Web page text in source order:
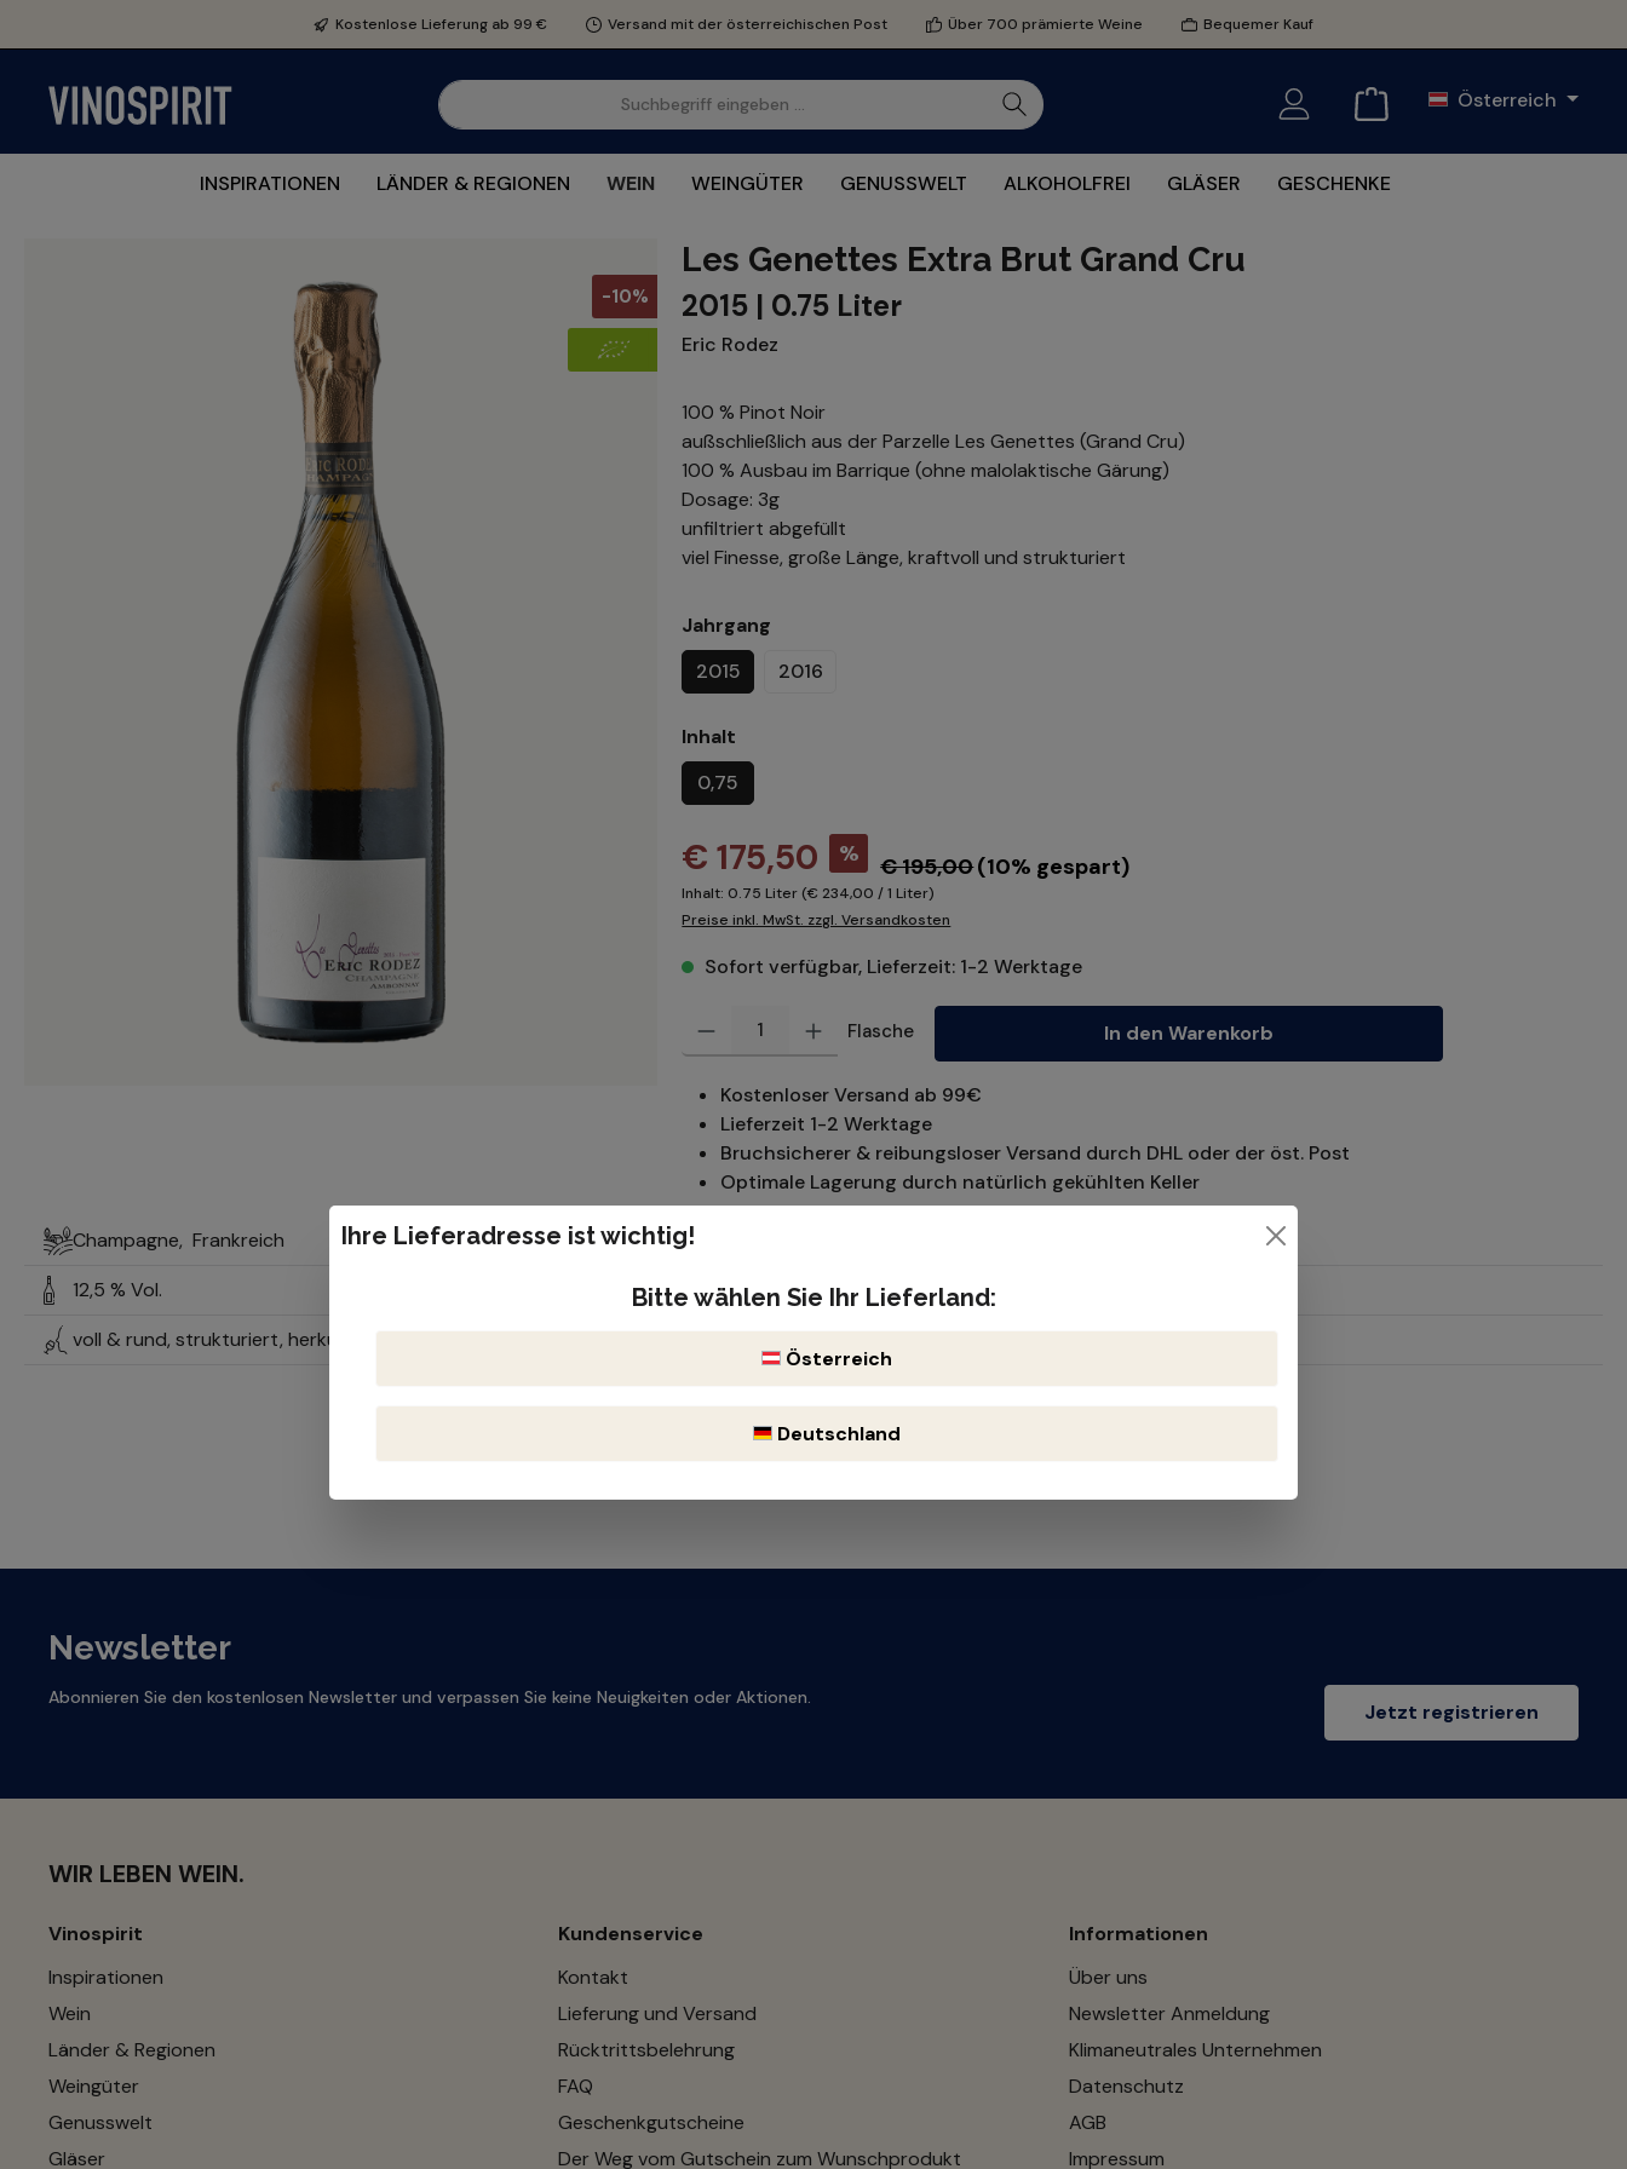
Zur Hauptnavigation springenKostenlose Lieferung ab 99 € Versand mit der österreichischen Post Über 700 prämierte Weine Bequemer Kauf
Österreich
INSPIRATIONEN LÄNDER & REGIONEN WEIN WEINGÜTER GENUSSWELT ALKOHOLFREI GLÄSER GESCHENKE
-10%
Les Genettes Extra Brut Grand Cru
2015 | 0.75 Liter
Eric Rodez
100 % Pinot Noir
außschließlich aus der Parzelle Les Genettes (Grand Cru)
100 % Ausbau im Barrique (ohne malolaktische Gärung)
Dosage: 3g
unfiltriert abgefüllt
viel Finesse, große Länge, kraftvoll und strukturiert
Jahrgang
2015
2016
Inhalt
0,75
€ 175,50 % € 195,00(10% gespart)
Inhalt: 0.75 Liter (€ 234,00 / 1 Liter)
Preise inkl. MwSt. zzgl. Versandkosten
Sofort verfügbar, Lieferzeit: 1-2 Werktage
Produkt Anzahl: Gib den gewünschten Wert ein oder benutze die Schaltflächen um die Anzahl zu erhöhen oder zu reduzieren.
Flasche In den Warenkorb
Kostenloser Versand ab 99€
Lieferzeit 1-2 Werktage
Bruchsicherer & reibungsloser Versand durch DHL oder der öst. Post
Optimale Lagerung durch natürlich gekühlten Keller
Champagne, Frankreich
12,5 % Vol.
voll & rund, strukturiert, herkunftstypisch, mineralisch, elegante Säure
Produktnummer: 51070815
Newsletter
Abonnieren Sie den kostenlosen Newsletter und verpassen Sie keine Neuigkeiten oder Aktionen.
Jetzt registrieren
WIR LEBEN WEIN.
Vinospirit
Inspirationen
Wein
Länder & Regionen
Weingüter
Genusswelt
Gläser
Kundenservice
Kontakt
Lieferung und Versand
Rücktrittsbelehrung
FAQ
Geschenkgutscheine
Der Weg vom Gutschein zum Wunschprodukt
Informationen
Über uns
Newsletter Anmeldung
Klimaneutrales Unternehmen
Datenschutz
AGB
Impressum
Ihre Lieferadresse ist wichtig!
Bitte wählen Sie Ihr Lieferland:
Österreich
Deutschland